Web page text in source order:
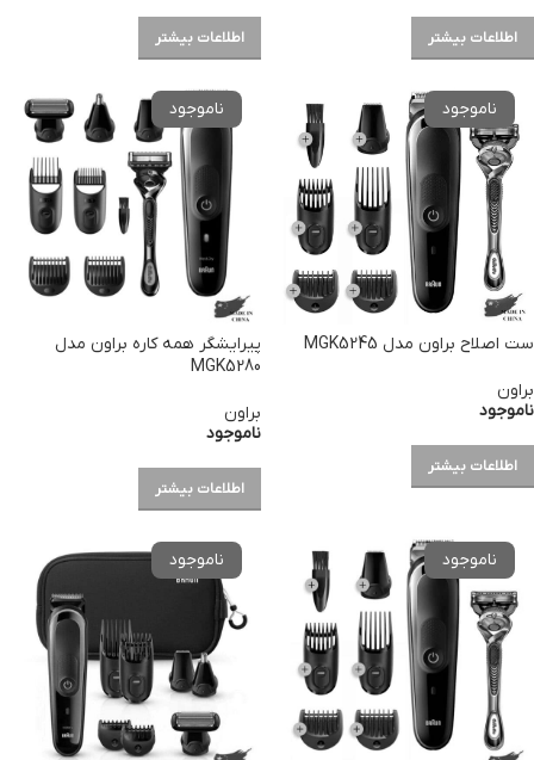
اطلاعات بیشتر اطلاعات بیشتر
ست اصلاح براون مدل MGK5245
براون
ناموجود
اطلاعات بیشتر
پیرایشگر همه کاره براون مدل
MGK5280
براون
ناموجود
اطلاعات بیشتر